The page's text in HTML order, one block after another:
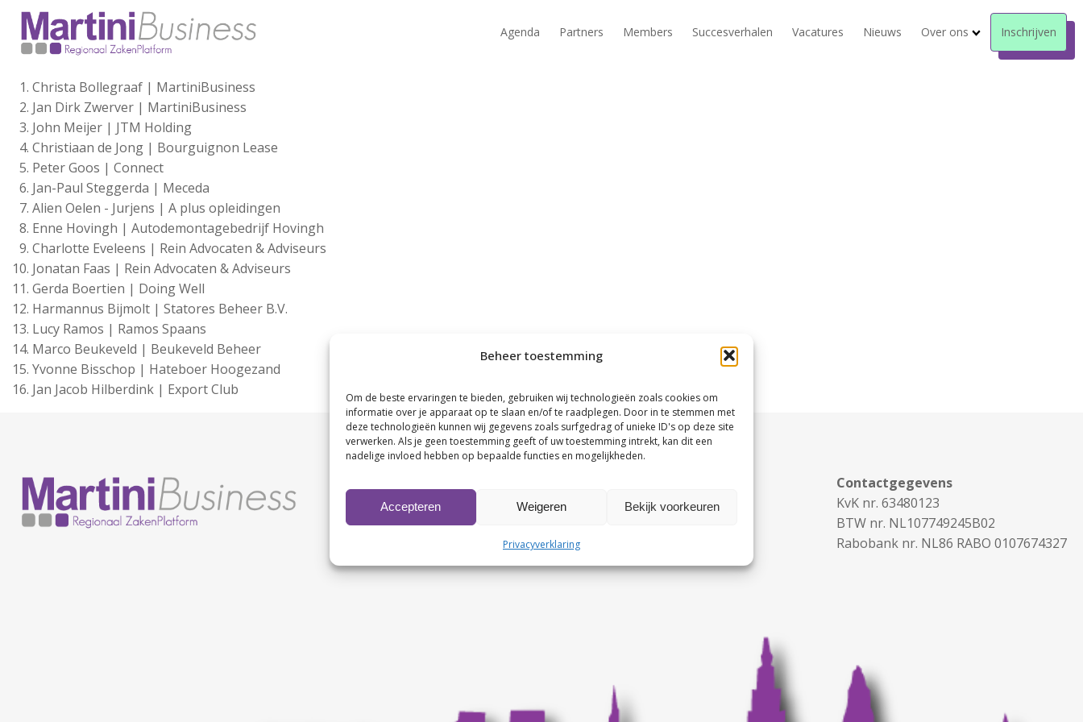
Beheer toestemming
Om de beste ervaringen te bieden, gebruiken wij technologieën zoals cookies om
informatie over je apparaat op te slaan en/of te raadplegen. Door in te stemmen met
deze technologieën kunnen wij gegevens zoals surfgedrag of unieke ID's op deze site
verwerken. Als je geen toestemming geeft of uw toestemming intrekt, kan dit een
nadelige invloed hebben op bepaalde functies en mogelijkheden.
Accepteren Weigeren Bekijk voorkeuren
Privacyverklaring
Agenda Partners Members Succesverhalen Vacatures Nieuws Over ons Inschrijven
Christa Bollegraaf | MartiniBusiness
Jan Dirk Zwerver | MartiniBusiness
John Meijer | JTM Holding
Christiaan de Jong | Bourguignon Lease
Peter Goos | Connect
Jan-Paul Steggerda | Meceda
Alien Oelen - Jurjens | A plus opleidingen
Enne Hovingh | Autodemontagebedrijf Hovingh
Charlotte Eveleens | Rein Advocaten & Adviseurs
Jonatan Faas | Rein Advocaten & Adviseurs
Gerda Boertien | Doing Well
Harmannus Bijmolt | Statores Beheer B.V.
Lucy Ramos | Ramos Spaans
Marco Beukeveld | Beukeveld Beheer
Yvonne Bisschop | Hateboer Hoogezand
Jan Jacob Hilberdink | Export Club
Contactgegevens
KvK nr. 63480123
BTW nr. NL107749245B02
Rabobank nr. NL86 RABO 0107674327